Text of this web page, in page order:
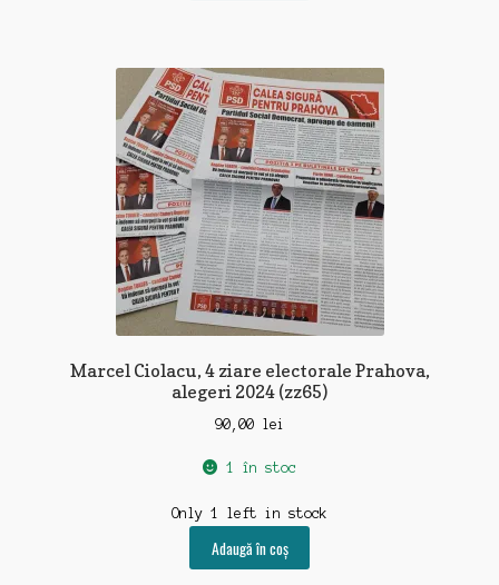
Marcel Ciolacu, 4 ziare electorale Prahova,
alegeri 2024 (zz65)
90,00 lei
1 în stoc
Only 1 left in stock
Adaugă în coș